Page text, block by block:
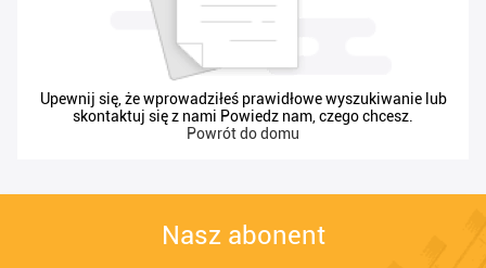
Upewnij się, że wprowadziłeś prawidłowe wyszukiwanie lub
skontaktuj się z nami Powiedz nam, czego chcesz.
Powrót do domu
Nasz abonent